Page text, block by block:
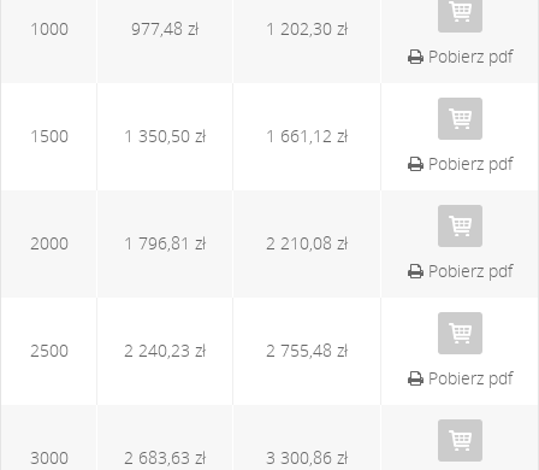
1000 977,48 zł
1 202,30 zł
Pobierz pdf
1500 1 350,50 zł
1 661,12 zł
Pobierz pdf
2000 1 796,81 zł
2 210,08 zł
Pobierz pdf
2500 2 240,23 zł
2 755,48 zł
Pobierz pdf
3000 2 683,63 zł
3 300,86 zł